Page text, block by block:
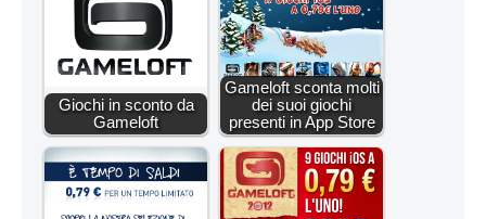
Giochi in sconto da
Gameloft
Gameloft sconta molti
dei suoi giochi
presenti in App Store